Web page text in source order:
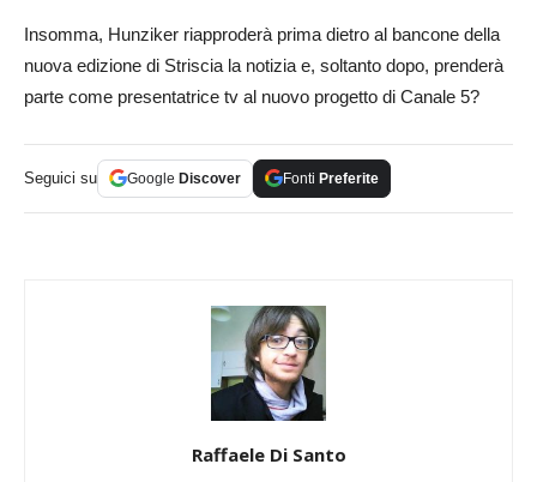
Insomma, Hunziker riapproderà prima dietro al bancone della
nuova edizione di Striscia la notizia e, soltanto dopo, prenderà
parte come presentatrice tv al nuovo progetto di Canale 5?
Seguici su Google Discover Fonti Preferite
Raffaele Di Santo